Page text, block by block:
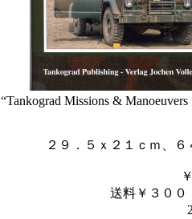
“Tankograd Missions &
２９．５ｘ２１ｃｍ、
送料￥３００